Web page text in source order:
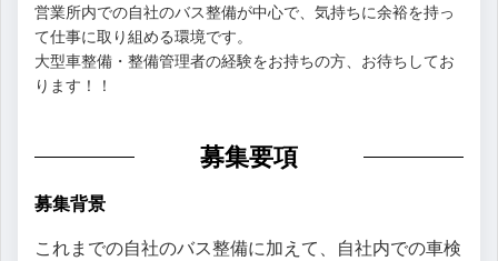
営業所内での自社のバス整備が中心で、気持ちに余裕を持っ
て仕事に取り組める環境です。
大型車整備・整備管理者の経験をお持ちの方、お待ちしてお
ります！！
募集要項
募集背景
これまでの自社のバス整備に加えて、自社内での車検